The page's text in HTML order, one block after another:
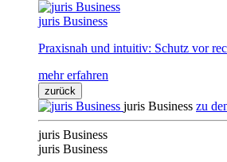
juris Business
Praxisnah und intuitiv: Schutz vor
mehr erfahren
zurück
juris Business zu
juris Business
juris Business